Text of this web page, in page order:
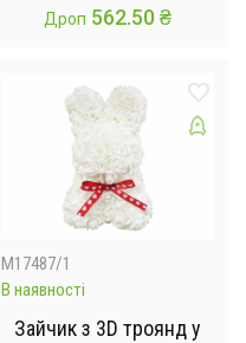
Дроп 562.50₴
M17487/1
В наявності
Зайчик з 3D троянд у